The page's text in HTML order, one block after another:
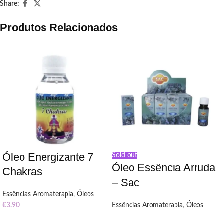
Share:
Produtos Relacionados
Óleo Energizante 7
Chakras
Essências Aromaterapia, Óleos
€3.90
Sold out
Óleo Essência Arruda
– Sac
Essências Aromaterapia, Óleos